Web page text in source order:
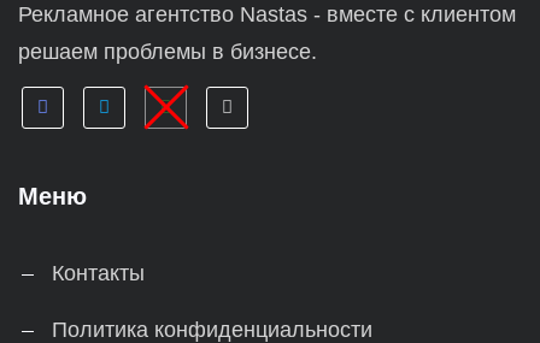
Рекламное агентство Nastas - вместе с клиентом
решаем проблемы в бизнесе.
Меню
Контакты
Политика конфиденциальности